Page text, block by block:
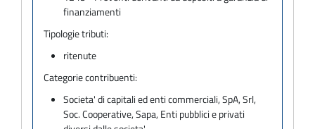
finanziamenti
Tipologie tributi:
ritenute
Categorie contribuenti:
Societa' di capitali ed enti commerciali, SpA, Srl,
Soc. Cooperative, Sapa, Enti pubblici e privati